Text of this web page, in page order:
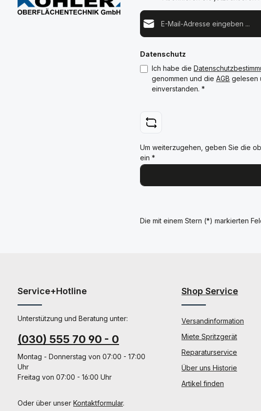
E-Mail-Adresse*
Datenschutz
Ich habe die
genommen und dieAGB gelesen
einverstanden.*
Um weiterzugehen, geben Sie die
ein*
Die mit einem Stern (*) markierten
Service+Hotline
Unterstützung und Beratung unter:
(030) 555 70 90 - 0
Montag - Donnerstag von 07:00 - 17:00
Uhr
Freitag von 07:00 - 16:00 Uhr
Oder über unser Kontaktformular.
Shop Service
Versandinformation
Miete Spritzgerät
Reparaturservice
Über uns Historie
Artikel finden